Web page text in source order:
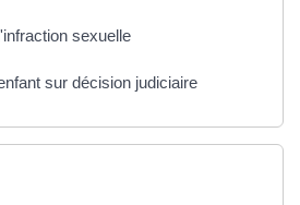
sexuelle
sur décision judiciaire